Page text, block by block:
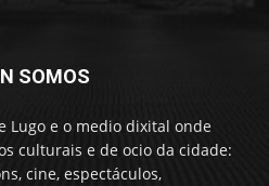
SOMOS
Lugo e o medio dixital onde
culturais e de ocio da cidade:
cine, espectáculos,